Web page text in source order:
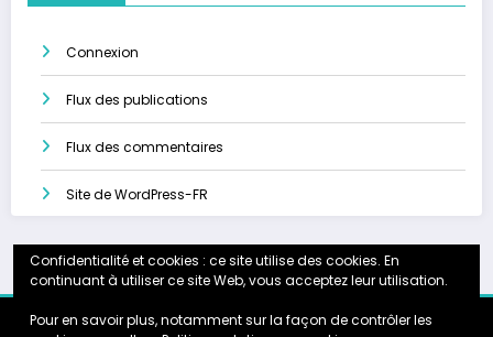
Connexion
Flux des publications
Flux des commentaires
Site de WordPress-FR
Accueil Calendrier Instagram Galerie
Partenariats
Confidentialité et cookies : ce site utilise des cookies. En
continuant à utiliser ce site Web, vous acceptez leur utilisation.
Pour en savoir plus, notamment sur la façon de contrôler les